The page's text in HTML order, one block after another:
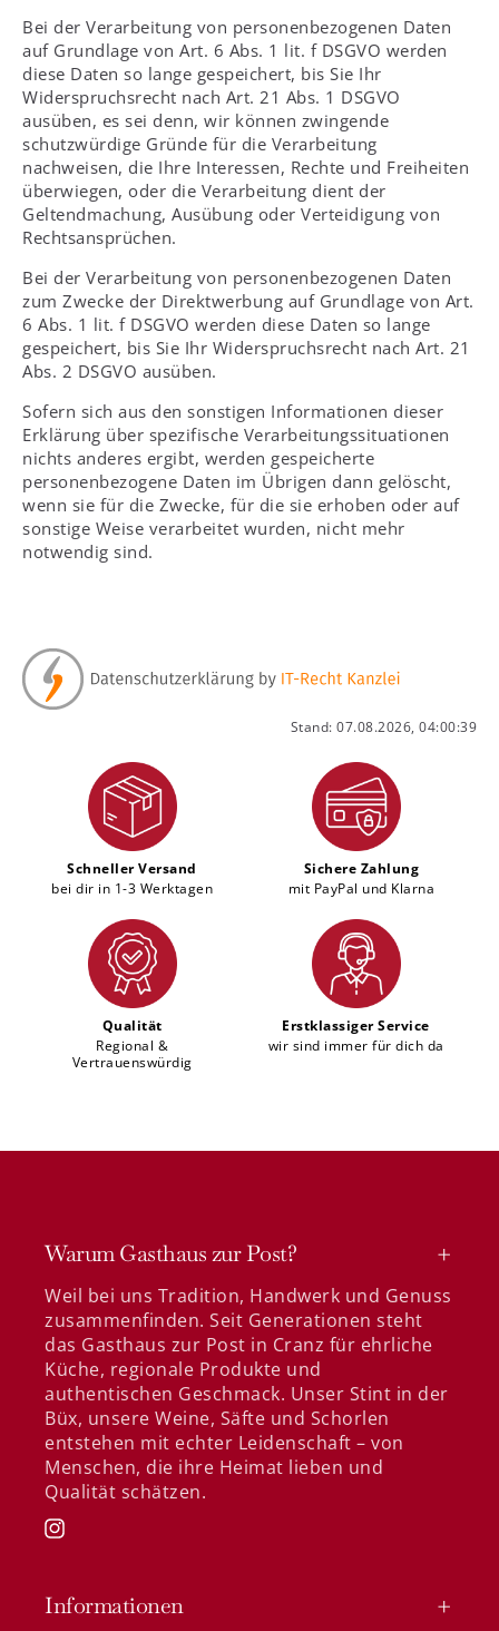
Bei der Verarbeitung von personenbezogenen Daten
auf Grundlage von Art. 6 Abs. 1 lit. f DSGVO werden
diese Daten so lange gespeichert, bis Sie Ihr
Widerspruchsrecht nach Art. 21 Abs. 1 DSGVO
ausüben, es sei denn, wir können zwingende
schutzwürdige Gründe für die Verarbeitung
nachweisen, die Ihre Interessen, Rechte und Freiheiten
überwiegen, oder die Verarbeitung dient der
Geltendmachung, Ausübung oder Verteidigung von
Rechtsansprüchen.
Bei der Verarbeitung von personenbezogenen Daten
zum Zwecke der Direktwerbung auf Grundlage von Art.
6 Abs. 1 lit. f DSGVO werden diese Daten so lange
gespeichert, bis Sie Ihr Widerspruchsrecht nach Art. 21
Abs. 2 DSGVO ausüben.
Sofern sich aus den sonstigen Informationen dieser
Erklärung über spezifische Verarbeitungssituationen
nichts anderes ergibt, werden gespeicherte
personenbezogene Daten im Übrigen dann gelöscht,
wenn sie für die Zwecke, für die sie erhoben oder auf
sonstige Weise verarbeitet wurden, nicht mehr
notwendig sind.
Stand: 07.08.2026, 04:00:39
Schneller Versand
bei dir in 1-3 Werktagen
Sichere Zahlung
mit PayPal und Klarna
Qualität
Regional &
Vertrauenswürdig
Erstklassiger Service
wir sind immer für dich da
Warum Gasthaus zur Post?
Weil bei uns Tradition, Handwerk und Genuss
zusammenfinden. Seit Generationen steht
das Gasthaus zur Post in Cranz für ehrliche
Küche, regionale Produkte und
authentischen Geschmack. Unser Stint in der
Büx, unsere Weine, Säfte und Schorlen
entstehen mit echter Leidenschaft – von
Menschen, die ihre Heimat lieben und
Qualität schätzen.
Instagram
Informationen